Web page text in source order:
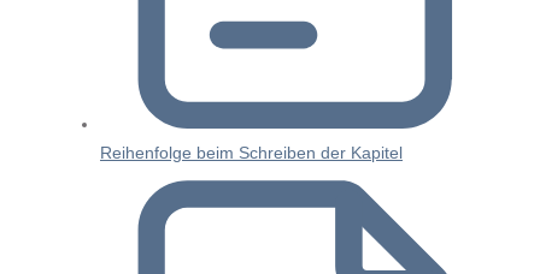
Reihenfolge beim Schreiben der Kapitel